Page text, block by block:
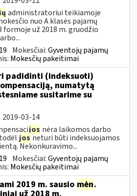
administratoriui teikiamoje
nuo A klasės pajamų
formoje už 2018 m. gruodžio
Mokesčiai:Gyventojų pajamų
Mokesčių pakeitimai
padidinti (indeksuoti)
numatytą
susitarime su
2019-03-14
jos nėra laikomos darbo
josneturi būti indeksuojamos
Nekonkuravimo...
Mokesčiai:Gyventojų pajamų
Mokesčių pakeitimai
2019 m. sausio mėn.
už 2018 m.